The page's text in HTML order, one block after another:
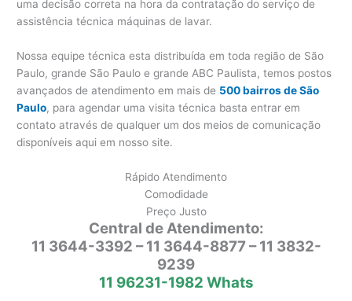
uma decisão correta na hora da contratação do serviço de
assistência técnica máquinas de lavar.
Nossa equipe técnica esta distribuída em toda região de São
Paulo, grande São Paulo e grande ABC Paulista, temos postos
avançados de atendimento em mais de 500 bairros de São
Paulo, para agendar uma visita técnica basta entrar em
contato através de qualquer um dos meios de comunicação
disponíveis aqui em nosso site.
Rápido Atendimento
Comodidade
Preço Justo
Central de Atendimento:
11 3644-3392 – 11 3644-8877 – 11 3832-
9239
11 96231-1982 Whats